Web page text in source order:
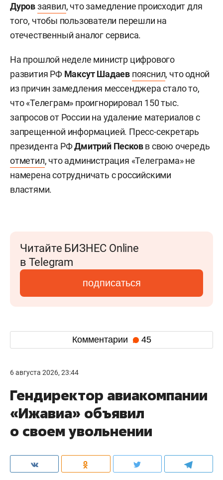
Дуровзаявил, что замедление происходит для
того, чтобы пользователи перешли на
отечественный аналог сервиса.
На прошлой неделе министр цифрового
развития РФ Максут Шадаев пояснил, что одной
из причин замедления мессенджера стало то,
что «Телеграм» проигнорировал 150 тыс.
запросов от России на удаление материалов с
запрещенной информацией. Пресс-секретарь
президента РФДмитрий Песковв свою очередь
отметил, что администрация «Телеграма» не
намерена сотрудничать с российскими
властями.
Читайте БИЗНЕС Online
в Telegram
подписаться
Комментарии 45
6 августа 2026, 23:44
Гендиректор авиакомпании
«Ижавиа» объявил
о своем увольнении